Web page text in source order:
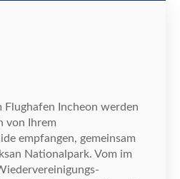
Flughafen Incheon werden
von Ihrem
empfangen, gemeinsam
Nationalpark. Vom im